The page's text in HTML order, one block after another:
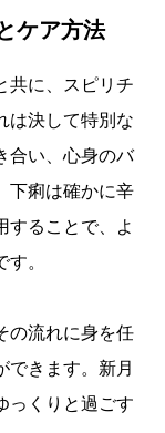
ケア方法
共に、スピリチ
は決して特別な
合い、心身のバ
下痢は確かに辛
することで、よ
。
の流れに身を任
できます。新月
っくりと過ごす